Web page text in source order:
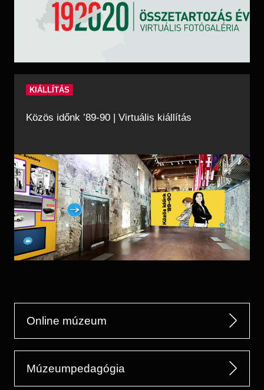
KIÁLLÍTÁS
Közös időnk ’89-90 | Virtuális kiállítás
Online múzeum
Múzeumpedagógia